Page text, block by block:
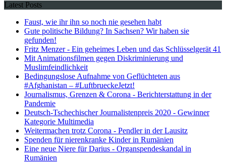
Latest Posts
Faust, wie ihr ihn so noch nie gesehen habt
Gute politische Bildung? In Sachsen? Wir haben sie
gefunden!
Fritz Menzer - Ein geheimes Leben und das Schlüsselgerät 41
Mit Animationsfilmen gegen Diskriminierung und
Muslimfeindlichkeit
Bedingungslose Aufnahme von Geflüchteten aus
#Afghanistan – #LuftbrueckeJetzt!
Journalismus, Grenzen & Corona - Berichterstattung in der
Pandemie
Deutsch-Tschechischer Journalistenpreis 2020 - Gewinner
Kategorie Multimedia
Weitermachen trotz Corona - Pendler in der Lausitz
Spenden für nierenkranke Kinder in Rumänien
Eine neue Niere für Darius - Organspendeskandal in
Rumänien